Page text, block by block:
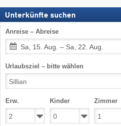
Unterkünfte suchen
Anreise – Abreise
Sa, 15. Aug. – Sa, 22. Aug.
Urlaubsziel – bitte wählen
Erw. Kinder Zimmer